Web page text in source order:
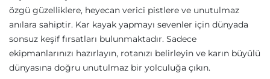
özgü güzelliklere, heyecan verici pistlere ve unutulmaz
anılara sahiptir. Kar kayak yapmayı sevenler için dünyada
sonsuz keşif fırsatları bulunmaktadır. Sadece
ekipmanlarınızı hazırlayın, rotanızı belirleyin ve karın büyülü
dünyasına doğru unutulmaz bir yolculuğa çıkın.